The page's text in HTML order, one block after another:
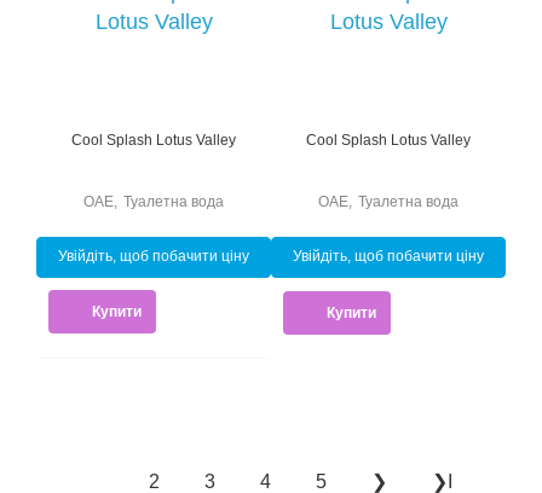
Cool Splash Lotus Valley
Туалетна вода
ОАЕ
Увійдіть, щоб побачити ціну
Купити
Cool Splash Lotus Valley
Туалетна вода
ОАЕ
Увійдіть, щоб побачити ціну
Купити
2 3 4 5 ❯ ❯Ι